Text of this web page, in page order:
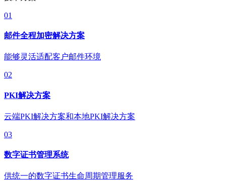
01
邮件全程加密解决方案
能够灵活适配客户邮件环境
02
PKI解决方案
云端PKI解决方案和本地PKI解决方案
03
数字证书管理系统
供统一的数字证书生命周期管理服务